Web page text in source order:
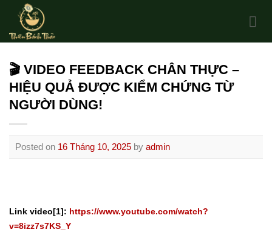
content
🎬 VIDEO FEEDBACK CHÂN THỰC –
HIỆU QUẢ ĐƯỢC KIỂM CHỨNG TỪ
NGƯỜI DÙNG!
Posted on 16 Tháng 10, 2025 by admin
Link video[1]: https://www.youtube.com/watch?
v=8izz7s7KS_Y